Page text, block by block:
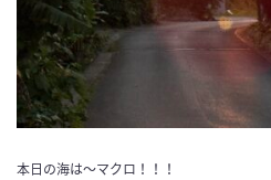
本日の海は〜マクロ！！！